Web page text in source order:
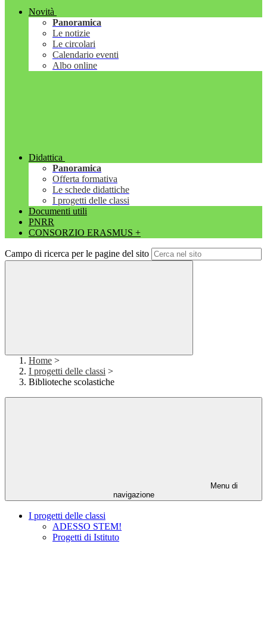
Novità
Panoramica
Le notizie
Le circolari
Calendario eventi
Albo online
Didattica
Panoramica
Offerta formativa
Le schede didattiche
I progetti delle classi
Documenti utili
PNRR
CONSORZIO ERASMUS +
Campo di ricerca per le pagine del sito
Home >
I progetti delle classi >
Biblioteche scolastiche
Menu di
navigazione
I progetti delle classi
ADESSO STEM!
Progetti di Istituto